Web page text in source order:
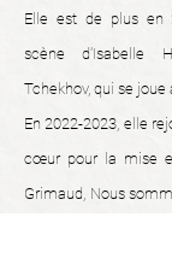
Elle est de plus en
scène d'Isabelle
Tchekhov, qui se
En2022-2023, elle
cœur pour la mise
Grimaud, Nous